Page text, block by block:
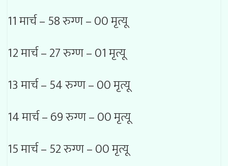
11 मार्च – 58 रुग्ण – 00 मृत्यू
12 मार्च – 27 रुग्ण – 01 मृत्यू
13 मार्च – 54 रुग्ण – 00 मृत्यू
14 मार्च – 69 रुग्ण – 00 मृत्यू
15 मार्च – 52 रुग्ण – 00 मृत्यू